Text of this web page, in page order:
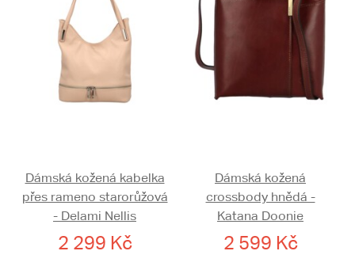
Dámská kožená kabelka
přes rameno starorůžová
- Delami Nellis
2 299 Kč
Dámská kožená
crossbody hnědá -
Katana Doonie
2 599 Kč